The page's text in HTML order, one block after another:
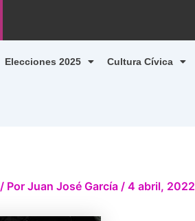
Elecciones 2025 Cultura Cívica
/ Por Juan José García / 4 abril, 2022